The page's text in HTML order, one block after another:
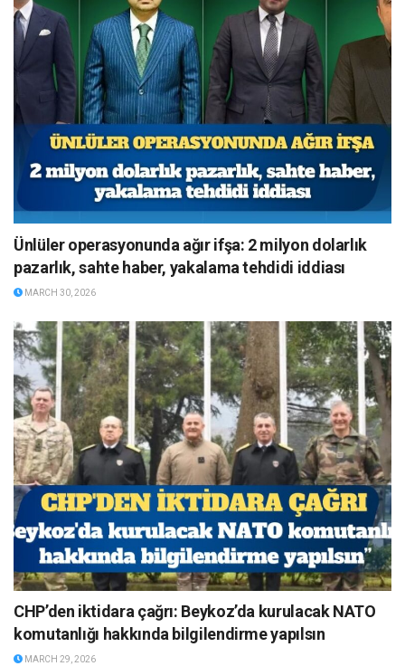
Ünlüler operasyonunda ağır ifşa: 2 milyon dolarlık
pazarlık, sahte haber, yakalama tehdidi iddiası
MARCH 30, 2026
CHP’den iktidara çağrı: Beykoz’da kurulacak NATO
komutanlığı hakkında bilgilendirme yapılsın
MARCH 29, 2026